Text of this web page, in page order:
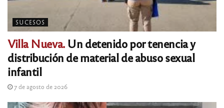
SUCESOS
Villa Nueva.Un detenido por tenencia y
distribución de material de abuso sexual
infantil
7 de agosto de 2026